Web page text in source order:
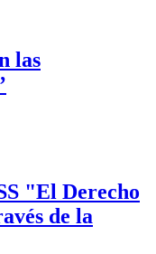
las
"El Derecho
de la